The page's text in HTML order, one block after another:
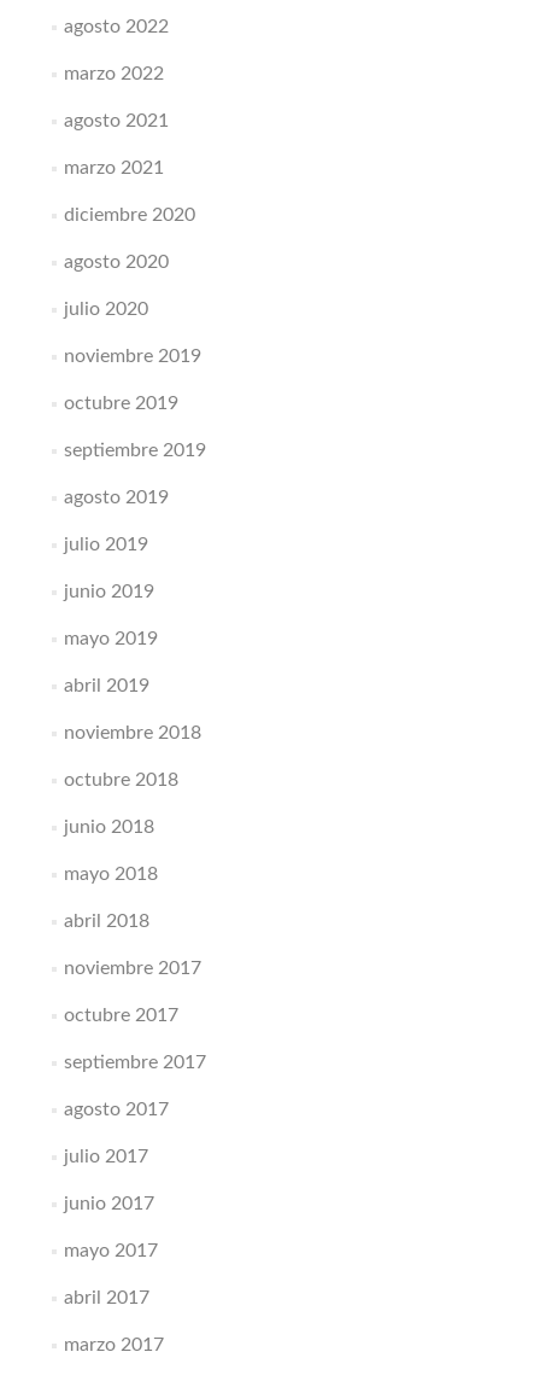
agosto 2022
marzo 2022
agosto 2021
marzo 2021
diciembre 2020
agosto 2020
julio 2020
noviembre 2019
octubre 2019
septiembre 2019
agosto 2019
julio 2019
junio 2019
mayo 2019
abril 2019
noviembre 2018
octubre 2018
junio 2018
mayo 2018
abril 2018
noviembre 2017
octubre 2017
septiembre 2017
agosto 2017
julio 2017
junio 2017
mayo 2017
abril 2017
marzo 2017